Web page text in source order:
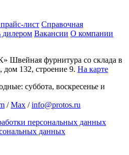
лист Справочная
дилером Вакансии О компании
Швейная фурнитура со склада в
дом 132, строение 9. На карте
суббота, воскресенье и
/Max /info@protos.ru
персональных данных
данных